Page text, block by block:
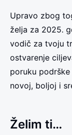
Upravo zbog
želja za 2025.
vodič za tvoju
ostvarenje
poruku
novoj, boljoj i
Želim ti…